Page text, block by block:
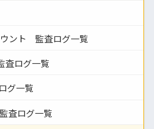
ント 監査ログ一覧
ログ一覧
グ一覧
査ログ一覧